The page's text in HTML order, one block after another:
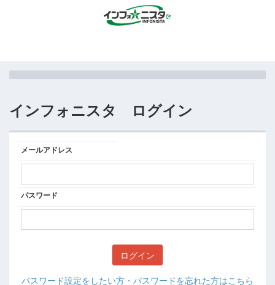
インフォニスタ ログイン
メールアドレス
パスワード
パスワード設定をしたい方・パスワードを忘れた方はこちら